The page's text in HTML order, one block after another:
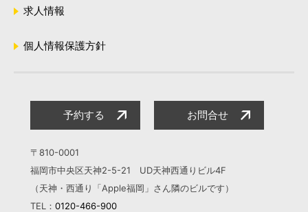
求人情報
個人情報保護方針
予約する お問合せ
〒810-0001
福岡市中央区天神2-5-21 UD天神西通りビル4F
（天神・西通り「Apple福岡」さん隣のビルです）
TEL： 0120-466-900